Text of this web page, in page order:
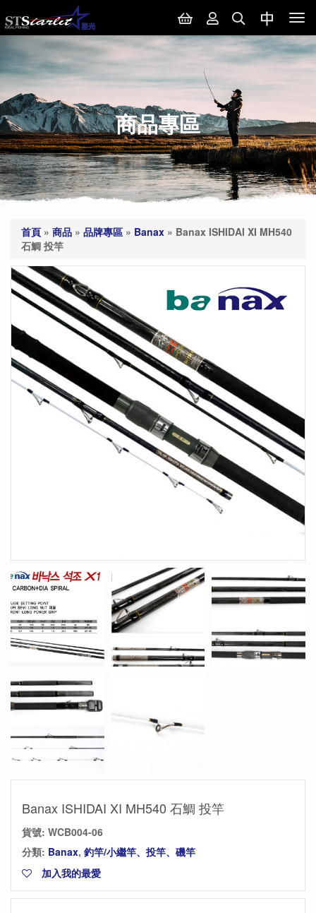
商品專區
首頁 » 商品 » 品牌專區 » Banax » Banax ISHIDAI XI MH540
石鯛 投竿
Banax ISHIDAI XI MH540 石鯛 投竿
貨號: WCB004-06
分類: Banax, 釣竿/小繼竿、投竿、磯竿
加入我的最愛